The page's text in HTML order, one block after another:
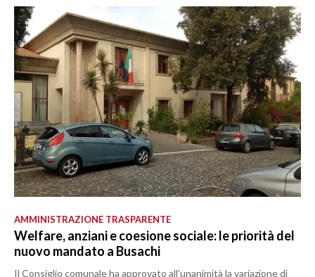
AMMINISTRAZIONE TRASPARENTE
Welfare, anziani e coesione sociale: le priorità del
nuovo mandato a Busachi
Il Consiglio comunale ha approvato all'unanimità la variazione di